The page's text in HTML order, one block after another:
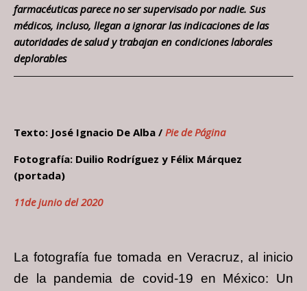
farmacéuticas parece no ser supervisado por nadie. Sus
médicos, incluso, llegan a ignorar las indicaciones de las
autoridades de salud y trabajan en condiciones laborales
deplorables
Texto: José Ignacio De Alba / Pie de Página
Fotografía: Duilio Rodríguez y Félix Márquez
(portada)
11de junio del 2020
La fotografía fue tomada en Veracruz, al inicio
de la pandemia de covid-19 en México: Un